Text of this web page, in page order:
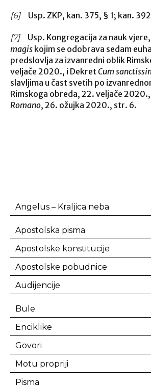
[6]Usp. ZKP, kan. 375, § 1; kan.
[7]Usp. Kongregacija za nauk
magis kojim se odobrava sedam
predslovlja za izvanredni oblik
veljače 2020., i Dekret Cum
slavljima u čast svetih po
Rimskoga obreda, 22. veljače 2020.,
Romano, 26. ožujka 2020., str. 6.
Angelus – Kraljica neba
Apostolska pisma
Apostolske konstitucije
Apostolske pobudnice
Audijencije
Bule
Enciklike
Govori
Motu propriji
Pisma